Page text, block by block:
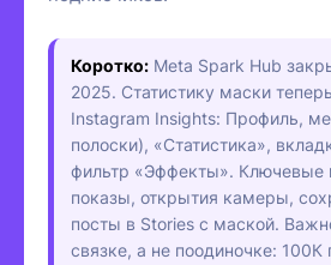
Коротко: Meta Spark Hub
2025. Статистику маски
Instagram Insights: Профиль,
полоски), «Статистика»,
фильтр «Эффекты». Ключевые
показы, открытия камеры,
посты в Stories с маской.
связке, а не поодиночке: 100К